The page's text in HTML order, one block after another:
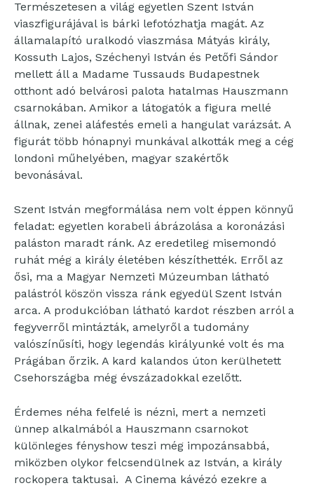
Természetesen a világ egyetlen Szent István
viaszfigurájával is bárki lefotózhatja magát. Az
államalapító uralkodó viaszmása Mátyás király,
Kossuth Lajos, Széchenyi István és Petőfi Sándor
mellett áll a Madame Tussauds Budapestnek
otthont adó belvárosi palota hatalmas Hauszmann
csarnokában. Amikor a látogatók a figura mellé
állnak, zenei aláfestés emeli a hangulat varázsát. A
figurát több hónapnyi munkával alkották meg a cég
londoni műhelyében, magyar szakértők
bevonásával.
Szent István megformálása nem volt éppen könnyű
feladat: egyetlen korabeli ábrázolása a koronázási
paláston maradt ránk. Az eredetileg misemondó
ruhát még a király életében készíthették. Erről az
ősi, ma a Magyar Nemzeti Múzeumban látható
palástról köszön vissza ránk egyedül Szent István
arca. A produkcióban látható kardot részben arról a
fegyverről mintázták, amelyről a tudomány
valószínűsíti, hogy legendás királyunké volt és ma
Prágában őrzik. A kard kalandos úton kerülhetett
Csehországba még évszázadokkal ezelőtt.
Érdemes néha felfelé is nézni, mert a nemzeti
ünnep alkalmából a Hauszmann csarnokot
különleges fényshow teszi még impozánsabbá,
miközben olykor felcsendülnek az István, a király
rockopera taktusai. A Cinema kávézó ezekre a